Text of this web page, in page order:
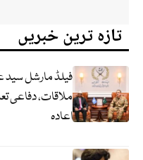
تازہ ترین خبریں
فیلڈ مارشل سید
ملاقات، دفاعی
اعادہ